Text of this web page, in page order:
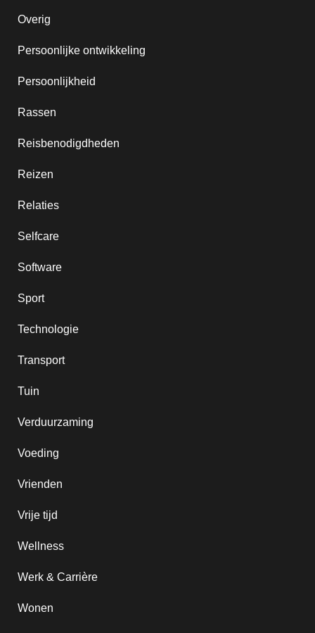
Overig
Persoonlijke ontwikkeling
Persoonlijkheid
Rassen
Reisbenodigdheden
Reizen
Relaties
Selfcare
Software
Sport
Technologie
Transport
Tuin
Verduurzaming
Voeding
Vrienden
Vrije tijd
Wellness
Werk & Carrière
Wonen